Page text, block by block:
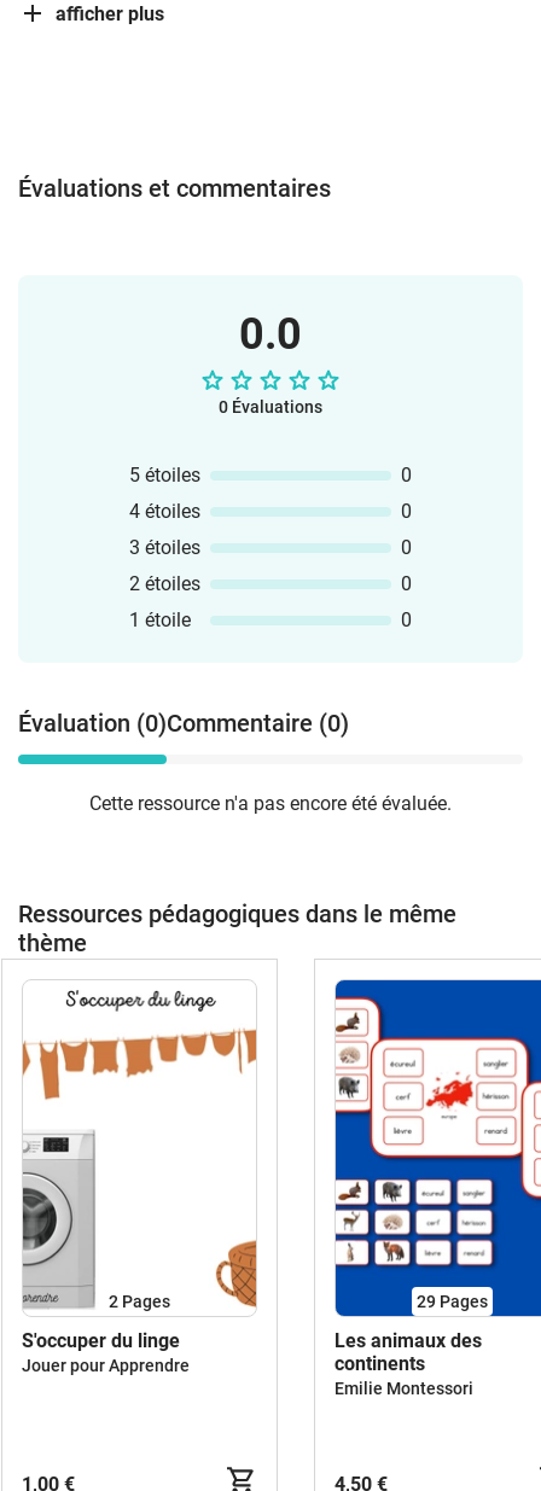
afficher plus
Évaluations et commentaires
0.0
0 Évaluations
5 étoiles
0
4 étoiles
0
3 étoiles
0
2 étoiles
0
1 étoile
0
Évaluation (0)Commentaire (0)
Cette ressource n'a pas encore été évaluée.
Ressources pédagogiques dans le même
thème
2 Pages
S'occuper du linge
Jouer pour Apprendre
1,00 €
29 Pages
Les animaux des
continents
Emilie Montessori
4,50 €